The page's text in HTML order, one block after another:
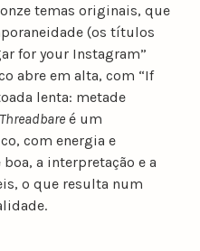
temas originais, que
(os títulos
for your Instagram”
abre em alta, com “If
lenta: metade
Threadbare é um
com energia e
a interpretação e a
o que resulta num